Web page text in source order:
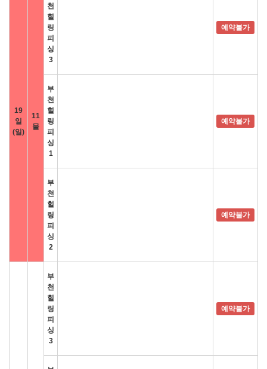
19
일
(일)
11
물
천
힐
링
피
싱
3
예약불가
부
천
힐
링
피
싱
1
예약불가
부
천
힐
링
피
싱
2
예약불가
부
천
힐
링
피
싱
3
예약불가